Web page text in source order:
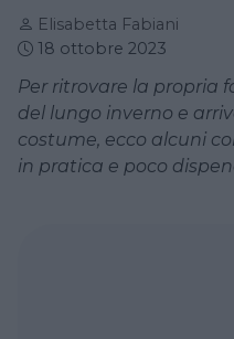
Elisabetta Fabiani
18 ottobre 2023
Per ritrovare la propria
del lungo inverno e
costume, ecco alcuni
in pratica e poco